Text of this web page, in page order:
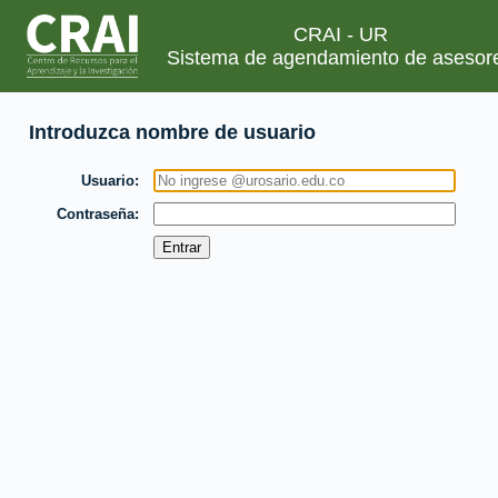
CRAI - UR
Sistema de agendamiento de
Introduzca nombre de usuario
Usuario
Contraseña